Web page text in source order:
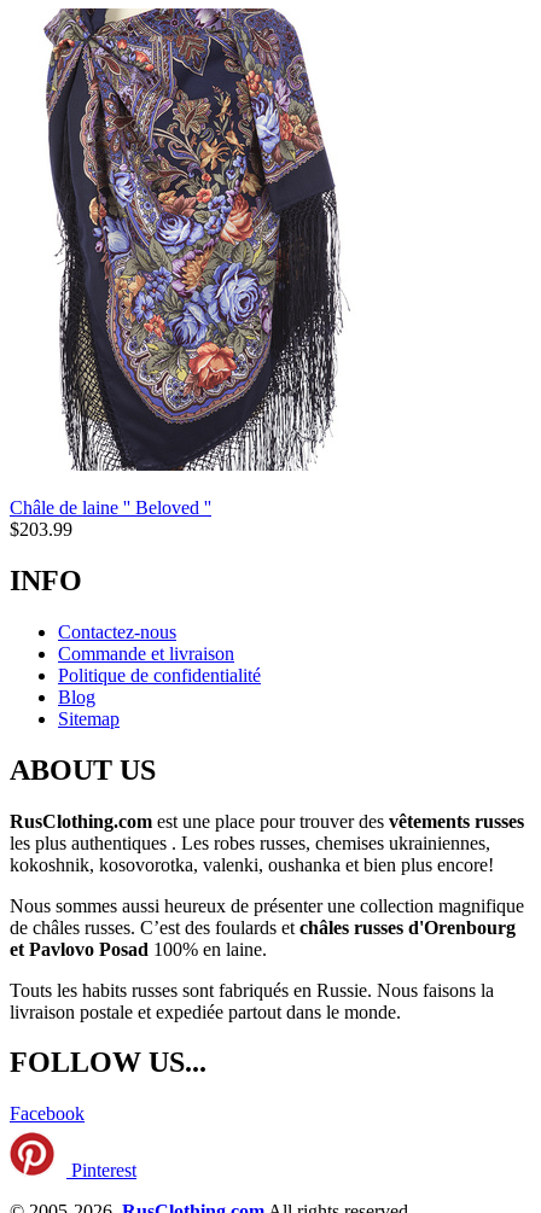
Châle de laine '' Beloved ''
$203.99
INFO
Contactez-nous
Commande et livraison
Politique de confidentialité
Blog
Sitemap
ABOUT US
RusClothing.com est une place pour trouver des vêtements russes
les plus authentiques . Les robes russes, chemises ukrainiennes,
kokoshnik, kosovorotka, valenki, oushanka et bien plus encore!
Nous sommes aussi heureux de présenter une collection magnifique
de châles russes. C’est des foulards et châles russes d'Orenbourg
et Pavlovo Posad 100% en laine.
Touts les habits russes sont fabriqués en Russie. Nous faisons la
livraison postale et expediée partout dans le monde.
FOLLOW US...
Facebook
Pinterest